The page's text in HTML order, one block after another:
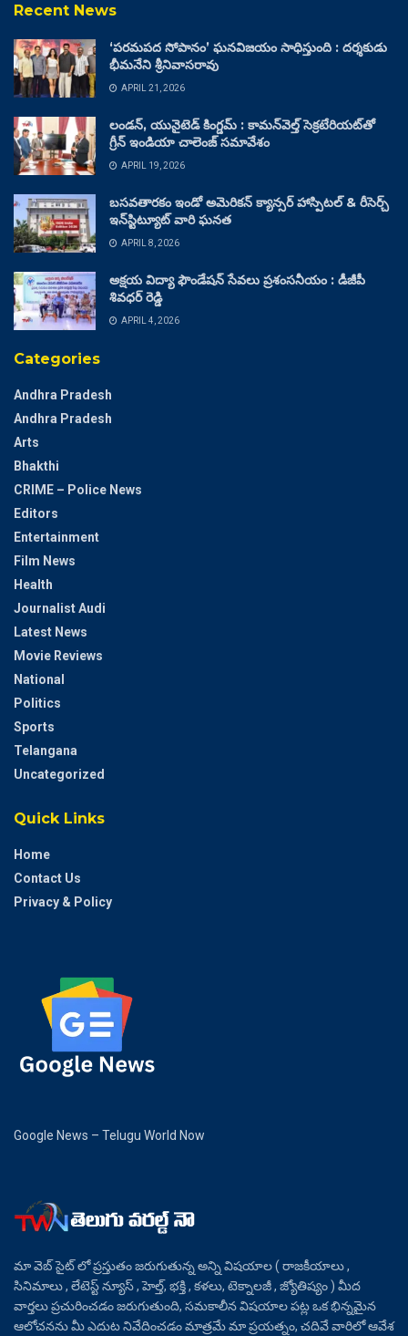
Recent News
‘పరమపద సోపానం’ ఘనవిజయం సాధిస్తుంది : దర్శకుడు
భీమనేని శ్రీనివాసరావు
APRIL 21, 2026
లండన్, యునైటెడ్ కింగ్డమ్ : కామన్‌వెల్త్ సెక్రటేరియట్‌తో
గ్రీన్ ఇండియా చాలెంజ్ సమావేశం
APRIL 19, 2026
బసవతారకం ఇండో అమెరికన్ క్యాన్సర్ హాస్పిటల్ & రీసెర్చ్
ఇన్‌స్టిట్యూట్ వారి ఘనత
APRIL 8, 2026
అక్షయ విద్యా ఫౌండేషన్ సేవలు ప్రశంసనీయం : డీజీపీ
శివధర్ రెడ్డి
APRIL 4, 2026
Categories
Andhra Pradesh
Andhra Pradesh
Arts
Bhakthi
CRIME – Police News
Editors
Entertainment
Film News
Health
Journalist Audi
Latest News
Movie Reviews
National
Politics
Sports
Telangana
Uncategorized
Quick Links
Home
Contact Us
Privacy & Policy
Google News – Telugu World Now
మా వెబ్ సైట్ లో ప్రస్తుతం జరుగుతున్న అన్ని విషయాల ( రాజకీయాలు ,
సినిమాలు , లేటెస్ట్ న్యూస్ , హెల్త్, భక్తి , కళలు, టెక్నాలజీ , జ్యోతిష్యం ) మీద
వార్తలు ప్రచురించడం జరుగుతుంది, సమకాలీన విషయాల పట్ల ఒక భిన్నమైన
ఆలోచనను మీ ఎదుట నివేదించడం మాత్రమే మా ప్రయత్నం, చదివే వారిలో ఆవేశ